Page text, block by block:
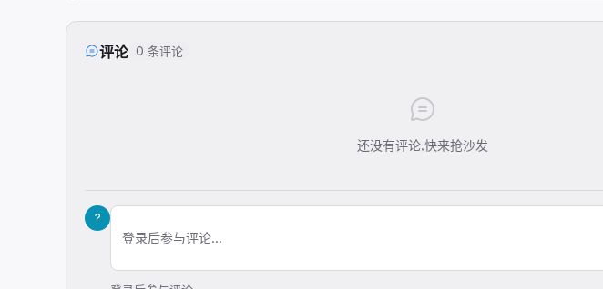
评论 0 条评论
还没有评论,快来抢沙发
?
登录后参与评论...